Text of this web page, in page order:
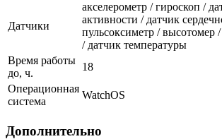
Датчики
акселерометр / гироскоп /
активности / датчик
пульсоксиметр / высотомер
/ датчик температуры
Время работы
до, ч.
18
Операционная
система
WatchOS
Дополнительно